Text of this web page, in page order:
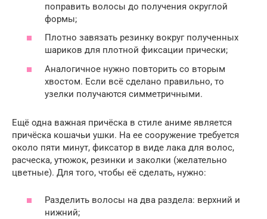
поправить волосы до получения округлой
формы;
Плотно завязать резинку вокруг полученных
шариков для плотной фиксации прически;
Аналогичное нужно повторить со вторым
хвостом. Если всё сделано правильно, то
узелки получаются симметричными.
Ещё одна важная причёска в стиле аниме является
причёска кошачьи ушки. На ее сооружение требуется
около пяти минут, фиксатор в виде лака для волос,
расческа, утюжок, резинки и заколки (желательно
цветные). Для того, чтобы её сделать, нужно:
Разделить волосы на два раздела: верхний и
нижний;